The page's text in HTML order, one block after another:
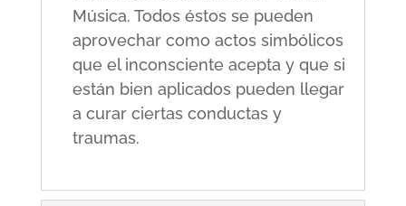
Música. Todos éstos se pueden
aprovechar como actos simbólicos
que el inconsciente acepta y que si
están bien aplicados pueden llegar
a curar ciertas conductas y
traumas.